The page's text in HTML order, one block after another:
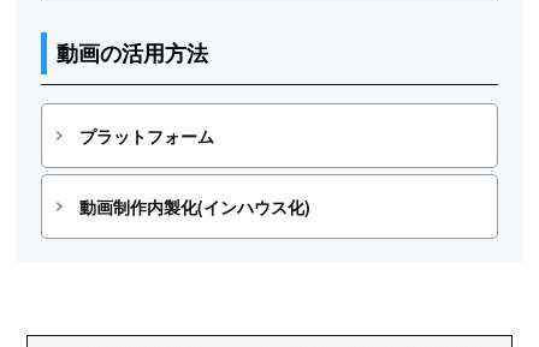
動画の活用方法
プラットフォーム
動画制作内製化(インハウス化)